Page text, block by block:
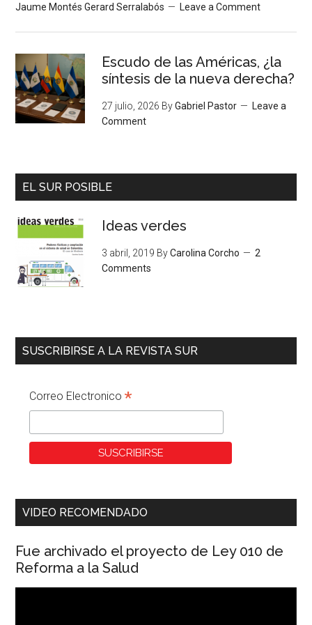
Jaume Montés Gerard Serralabós
Leave a Comment
Escudo de las Américas, ¿la
síntesis de la nueva derecha?
27 julio, 2026 ByGabriel Pastor
Leave a
Comment
EL SUR POSIBLE
Ideas verdes
3 abril, 2019 ByCarolina Corcho
2
Comments
SUSCRIBIRSE A LA REVISTA SUR
Correo Electronico*
VIDEO RECOMENDADO
Fue archivado el proyecto de Ley 010 de
Reforma a la Salud